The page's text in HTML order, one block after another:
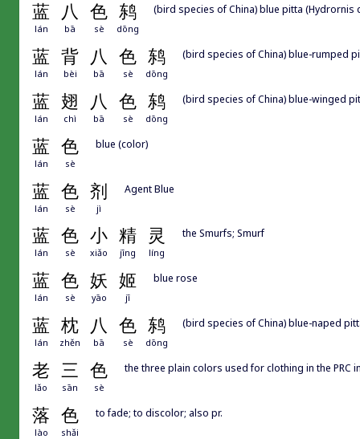
蓝 八 色 鸫
lán bā sè dōng
(bird species of China) blue pitta (Hydrornis
蓝 背 八 色 鸫
lán bèi bā sè dōng
(bird species of China) blue-rumped
蓝 翅 八 色 鸫
lán chì bā sè dōng
(bird species of China) blue-winged
蓝 色
lán sè
blue (color)
蓝 色 剂
lán sè jì
Agent Blue
蓝 色 小 精 灵
lán sè xiǎo jīng líng
the Smurfs; Smurf
蓝 色 妖 姬
lán sè yāo jī
blue rose
蓝 枕 八 色 鸫
lán zhěn bā sè dōng
(bird species of China) blue-naped
老 三 色
lǎo sān sè
the three plain colors used for clothing in the PRC
落 色
lào shǎi
to fade; to discolor; also pr.